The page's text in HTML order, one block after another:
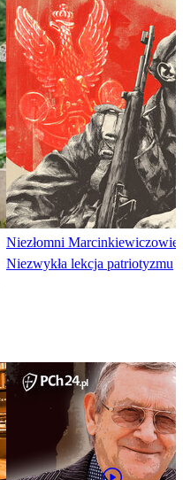
Niezłomni Marcinkiewiczowie.
Niezwykła lekcja patriotyzmu